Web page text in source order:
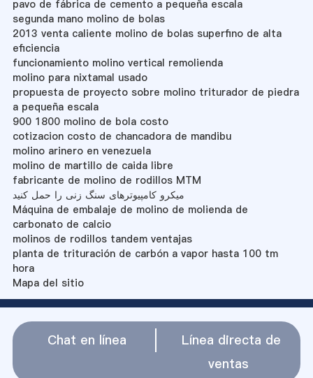
pavo de fábrica de cemento a pequeña escala
segunda mano molino de bolas
2013 venta caliente molino de bolas superfino de alta
eficiencia
funcionamiento molino vertical remolienda
molino para nixtamal usado
propuesta de proyecto sobre molino triturador de piedra
a pequeña escala
900 1800 molino de bola costo
cotizacion costo de chancadora de mandibu
molino arinero en venezuela
molino de martillo de caida libre
fabricante de molino de rodillos MTM
میکرو کامپیوترهای سنگ زنی را حمل کنید
Máquina de embalaje de molino de molienda de
carbonato de calcio
molinos de rodillos tandem ventajas
planta de trituración de carbón a vapor hasta 100 tm
hora
Mapa del sitio
Chat en línea
Línea directa de
ventas